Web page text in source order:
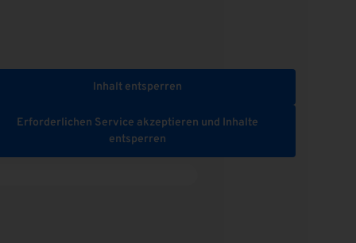
Inhalt entsperren
Erforderlichen Service akzeptieren und Inhalte
entsperren